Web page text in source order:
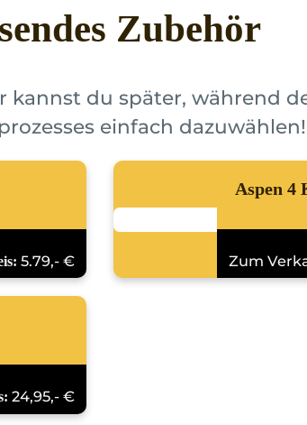
Zubehör
kannst du später, während
einfach dazuwählen!
5.79,- €
Aspen
Zum
24,95,- €